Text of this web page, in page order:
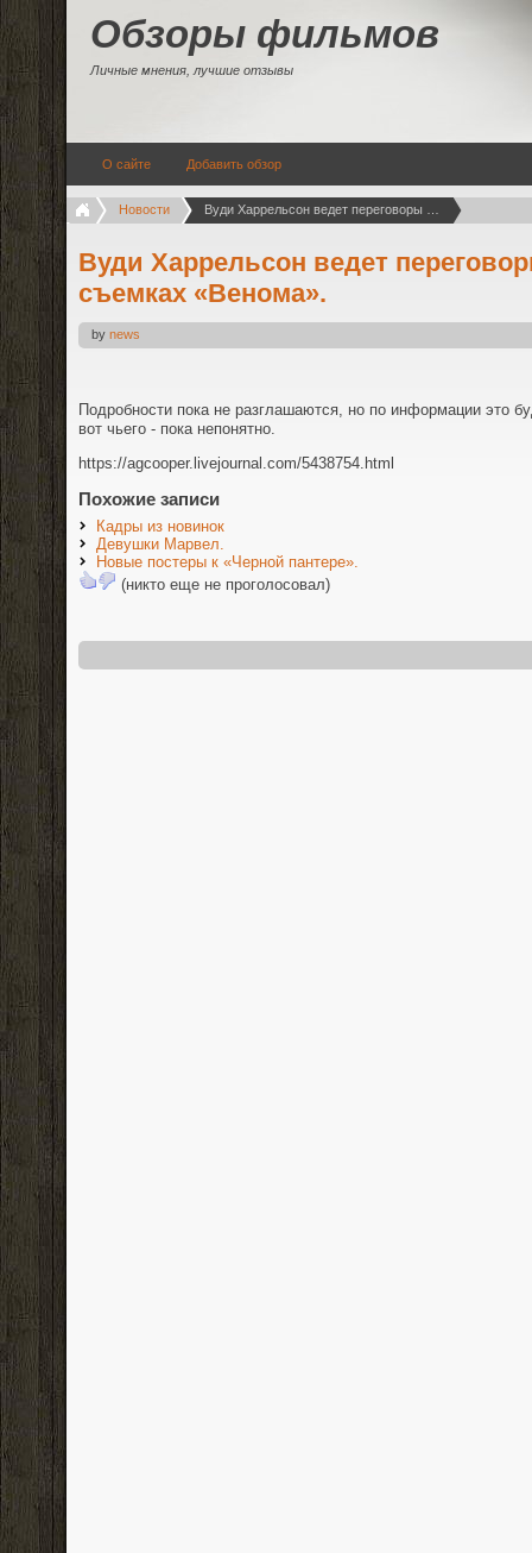
Обзоры фильмов
Личные мнения, лучшие отзывы
О сайте Добавить обзор
Новости
Вуди Харрельсон ведет
съемках «Венома».
by news
Подробности пока не разглашаются, но по информации это
вот чьего - пока непонятно.
https://agcooper.livejournal.com/5438754.html
Похожие записи
Кадры из новинок
Девушки Марвел.
Новые постеры к «Черной пантере».
(никто еще не проголосовал)